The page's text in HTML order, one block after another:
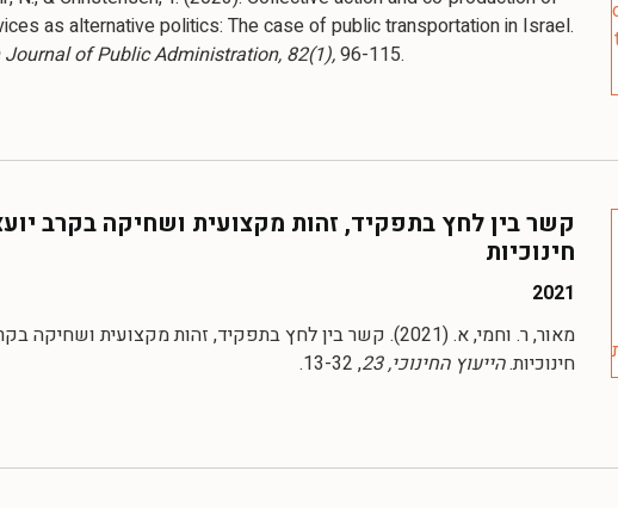
as alternative politics: The case of public transportation in Israel.
of Public Administration, 82(1),96-115.
קשר בין לחץ בתפקיד, זהות מקצועית ושחיקה בקרב
חינוכיות
2021
מאור, ר. וחמי, א. (2021). קשר בין לחץ בתפקיד, זהות מקצועית ושחיקה
חינוכיות.הייעוץ החינוכי, 23
, 13-32.